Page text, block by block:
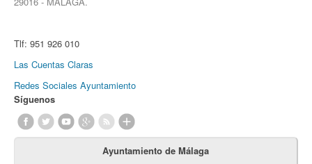
Tlf: 951 926 010
Las Cuentas Claras
Redes Sociales Ayuntamiento
Síguenos
Ayuntamiento de Málaga